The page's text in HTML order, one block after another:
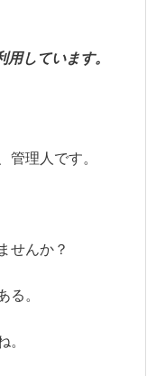
しています。
理人です。
せんか？
。